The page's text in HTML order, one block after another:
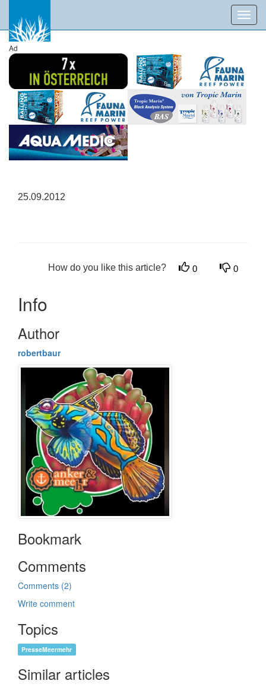
Ad
25.09.2012
How do you like this article? 0 0
Info
Author
robertbaur
Bookmark
Comments
Comments (2)
Write comment
Topics
PresseMeermehr
Similar articles